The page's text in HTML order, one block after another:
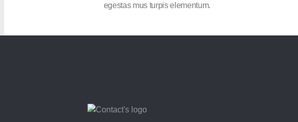
egestas mus turpis elementum.